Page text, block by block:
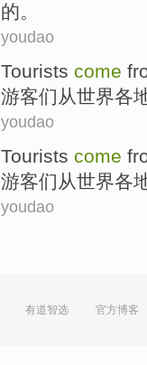
的。
youdao
Tourists come
游客们 从世界各
youdao
Tourists come
游客们 从世界各
youdao
有道智选 官方博客